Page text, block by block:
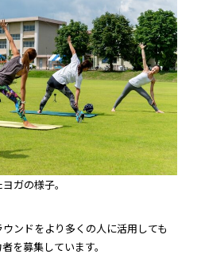
ガの様子。
ンドをより多くの人に活用しても
を募集しています。